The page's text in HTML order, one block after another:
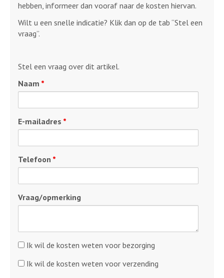
hebben, informeer dan vooraf naar de kosten hiervan.
Wilt u een snelle indicatie? Klik dan op de tab “Stel een
vraag”.
Stel een vraag over dit artikel.
Naam *
E-mailadres *
Telefoon *
Vraag/opmerking
Kosten
Ik wil de kosten weten voor bezorging
Kosten
Ik wil de kosten weten voor verzending